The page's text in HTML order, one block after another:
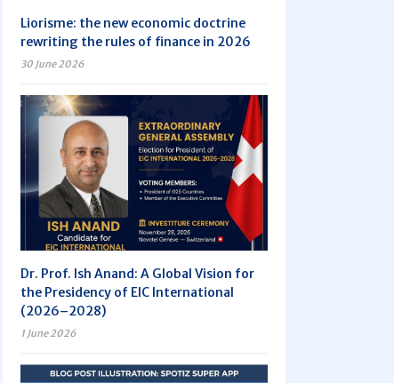
Liorisme: the new economic doctrine
rewriting the rules of finance in 2026
30 June 2026
Dr. Prof. Ish Anand: A Global Vision for
the Presidency of EIC International
(2026–2028)
1 June 2026